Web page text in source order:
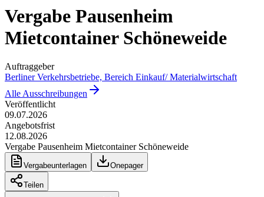
Vergabe Pausenheim
Mietcontainer Schöneweide
Auftraggeber
Berliner Verkehrsbetriebe, Bereich Einkauf/ Materialwirtschaft
Alle Ausschreibungen
Veröffentlicht
09.07.2026
Angebotsfrist
12.08.2026
Vergabe Pausenheim Mietcontainer Schöneweide
Vergabeunterlagen Onepager
Teilen